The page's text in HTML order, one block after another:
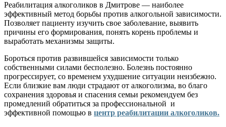
Реабилитация алкоголиков в Дмитрове — наиболее
эффективный метод борьбы против алкогольной зависимости.
Позволяет пациенту изучить свое заболевание, выявить
причины его формирования, понять корень проблемы и
выработать механизмы защиты.
Бороться против развившейся зависимости только
собственными силами бесполезно. Болезнь постоянно
прогрессирует, со временем ухудшение ситуации неизбежно.
Если близкие вам люди страдают от алкоголизма, во благо
сохранения здоровья и спасения семьи рекомендуем без
промедлений обратиться за профессиональной и
эффективной помощью в центр реабилитации алкоголиков.